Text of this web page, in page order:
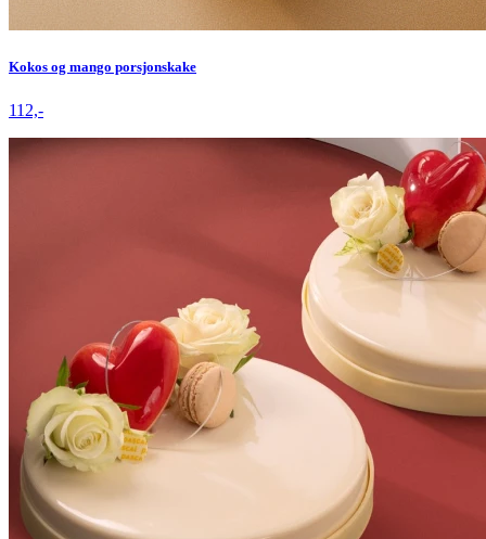
Kokos og mango porsjonskake
112,-